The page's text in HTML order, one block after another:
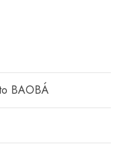
BAOBÁ